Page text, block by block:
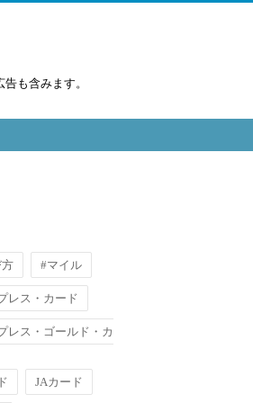
も含みます。
#マイル
レス・カード
レス・ゴールド・カ
JAカード